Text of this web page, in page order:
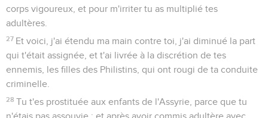
corps vigoureux, et pour m'irriter tu as multiplié tes
adultères.
27 Et voici, j'ai étendu ma main contre toi, j'ai diminué la part
qui t'était assignée, et t'ai livrée à la discrétion de tes
ennemis, les filles des Philistins, qui ont rougi de ta conduite
criminelle.
28 Tu t'es prostituée aux enfants de l'Assyrie, parce que tu
n'étais pas assouvie ; et après avoir commis adultère avec